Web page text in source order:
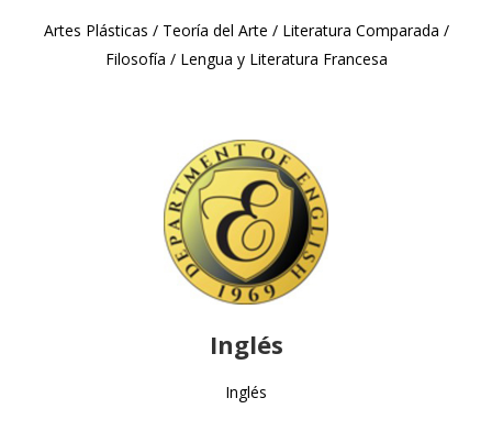
Artes Plásticas / Teoría del Arte / Literatura Comparada /
Filosofía / Lengua y Literatura Francesa
Inglés
Inglés